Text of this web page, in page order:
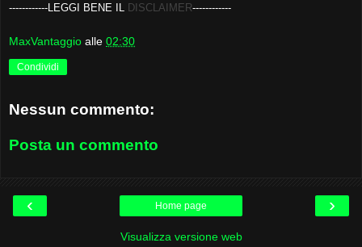
------------LEGGI BENE IL DISCLAIMER------------
MaxVantaggio alle 02:30
Condividi
Nessun commento:
Posta un commento
‹ ›
Home page
Visualizza versione web